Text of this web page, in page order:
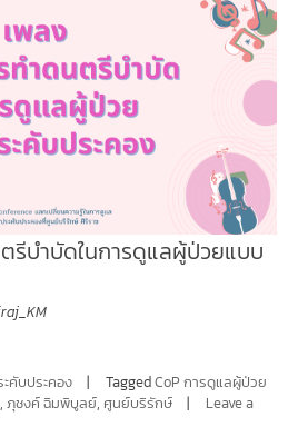
รีบำบัดในการดูแลผู้ป่วยแบบ
คับประคอง TaggedCoP การดูแลผู้ป่วย
, ภุชงค์ ฉิมพิบูลย์, ศูนย์บริรักษ์
Leave a